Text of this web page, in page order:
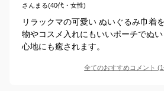
さんまる(40代・女性)
リラックマの可愛い ぬいぐるみ巾着
物やコスメ入れにもいいポーチでぬ
心地にも癒されます。
全てのおすすめコメント (1